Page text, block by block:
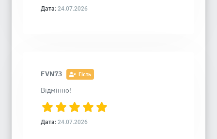
Дата: 24.07.2026
EVN73 Гість
Відмінно!
Дата: 24.07.2026